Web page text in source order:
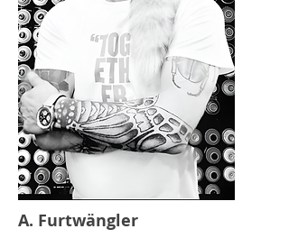
A. Furtwängler